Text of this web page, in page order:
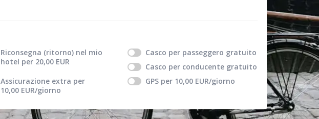
Riconsegna (ritorno) nel mio
hotel per 20,00 EUR
Casco per passeggero gratuito
Casco per conducente gratuito
Assicurazione extra per
10,00 EUR/giorno
GPS per 10,00 EUR/giorno